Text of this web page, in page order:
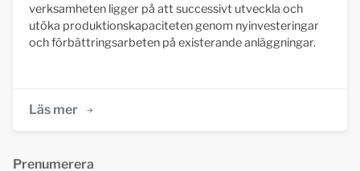
verksamheten ligger på att successivt utveckla och
utöka produktionskapaciteten genom nyinvesteringar
och förbättringsarbeten på existerande anläggningar.
Läs mer
Prenumerera